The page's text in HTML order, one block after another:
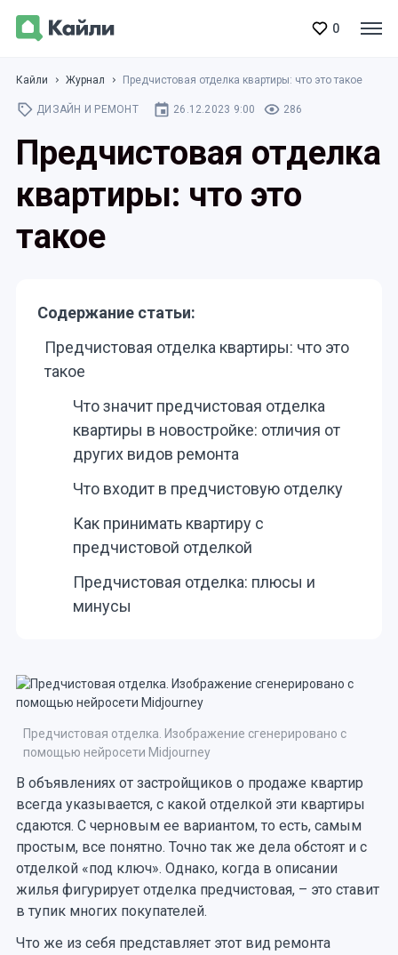
0
Кайли Журнал Предчистовая отделка квартиры: что это такое
ДИЗАЙН И РЕМОНТ 26.12.2023 9:00 286
Предчистовая отделка
квартиры: что это
такое
Содержание статьи:
Предчистовая отделка квартиры: что это
такое
Что значит предчистовая отделка
квартиры в новостройке: отличия от
других видов ремонта
Что входит в предчистовую отделку
Как принимать квартиру с
предчистовой отделкой
Предчистовая отделка: плюсы и
минусы
Предчистовая отделка. Изображение сгенерировано с
помощью нейросети Midjourney
В объявлениях от застройщиков о продаже квартир
всегда указывается, с какой отделкой эти квартиры
сдаются. С черновым ее вариантом, то есть, самым
простым, все понятно. Точно так же дела обстоят и с
отделкой «под ключ». Однако, когда в описании
жилья фигурирует отделка предчистовая, – это ставит
в тупик многих покупателей.
Что же из себя представляет этот вид ремонта